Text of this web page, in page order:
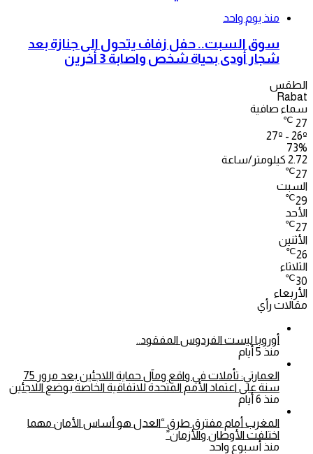
منذ يوم واحد
سوق السبت.. حفل زفاف يتحول الى جنازة بعد
شجار أودى بحياة شخص واصابة 3 أخرين
الطقس
Rabat
سماء صافية
27
℃
27º - 26º
73%
2.72 كيلومتر/ساعة
27
℃
السبت
29
℃
الأحد
27
℃
الأثنين
26
℃
الثلاثاء
30
℃
الأربعاء
مقالات رأي
أوروبا ليست الفردوس المفقود..
منذ 5 أيام
العمارتي: تأملات في واقع ومآل حماية اللاجئين بعد مرور 75
سنة على اعتماد الأمم المتحدة للاتفاقية الخاصة بوضع اللاجئين
منذ 6 أيام
المغرب أمام مفترق طرق “العدل هو أساس الأمان مهما
اختلفت الأوطان والأزمان”
منذ أسبوع واحد